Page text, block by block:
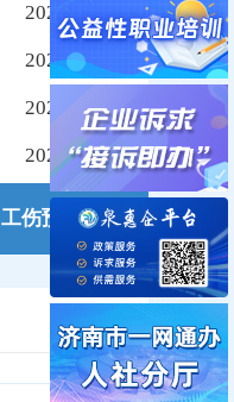
2026-03-10
2026-03-09
2026-03-09
2026-03-09
工伤预防